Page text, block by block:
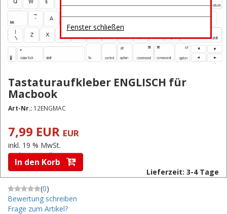
Fenster schließen
Tastaturaufkleber ENGLISCH für
Macbook
Art-Nr.: 12ENGMAC
7,99 EUR EUR
inkl. 19 % MwSt.
zzgl.Versandkosten
Lieferzeit: 3-4 Tage
In den Korb
(0)
Bewertung schreiben
Frage zum Artikel?